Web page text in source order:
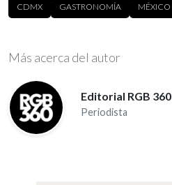
CDMX GASTRONOMÍA MÉXICO
Más acerca del autor
Editorial RGB 360
Periodista